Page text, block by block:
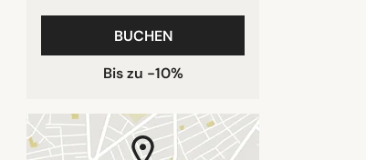
BUCHEN
Bis zu -10%